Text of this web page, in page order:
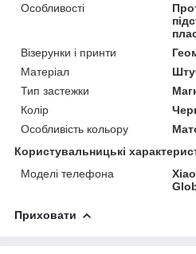
Особливості
Візерунки і принти
Матеріал
Тип застежки
Колір
Особливість кольору
Користувальницькі
Моделі телефона
Приховати